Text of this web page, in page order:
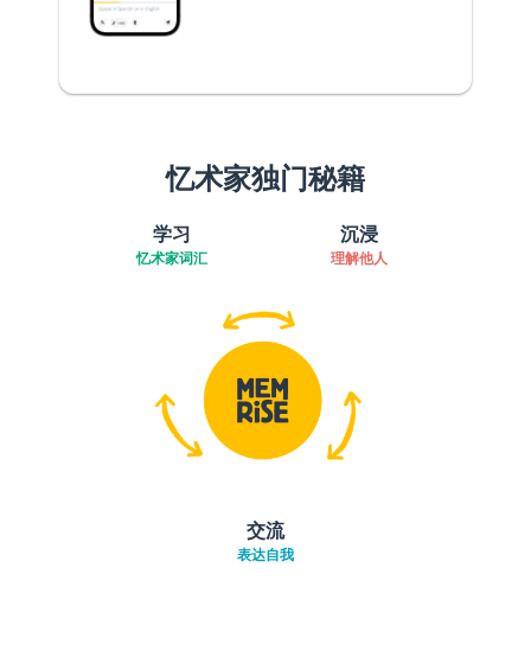
忆术家独门秘籍
学习
忆术家词汇
沉浸
理解他人
交流
表达自我